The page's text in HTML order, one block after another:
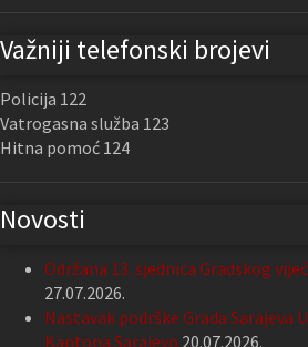
Važniji telefonski brojevi
Policija 122
Vatrogasna služba 123
Hitna pomoć 124
Novosti
Održana 13. sjednica Gradskog
27.07.2026.
Nastavak podrške Grada Sarajeva
Kantona Sarajevo 20.07.2026.